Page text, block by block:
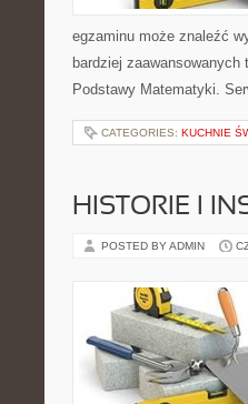
egzaminu może znaleźć
bardziej
Podstawy Matematyki.
CATEGORIES: KUCHNIE
HISTORIE I
POSTED BY ADMIN